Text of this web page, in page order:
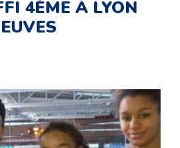
4ÈME À LYON